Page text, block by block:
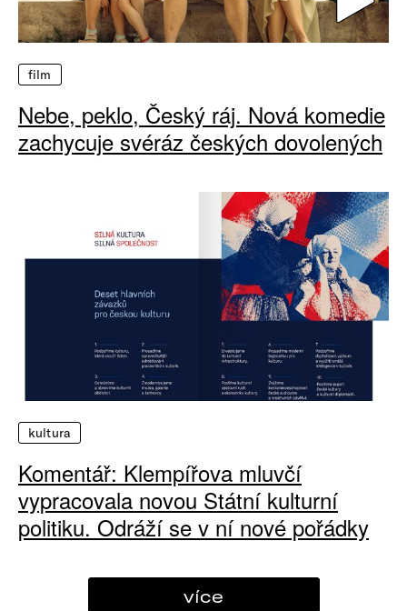
film
Nebe, peklo, Český ráj. Nová komedie
zachycuje svéráz českých dovolených
kultura
Komentář: Klempířova mluvčí
vypracovala novou Státní kulturní
politiku. Odráží se v ní nové pořádky
více